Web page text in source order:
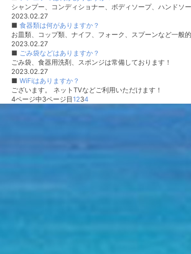
シャンプー、コンディショナー、ボディソープ、ハンド
2023.02.27
■ 食器類は何がありますか？
お皿類、コップ類、ナイフ、フォーク、スプーンなど一
2023.02.27
■ ごみ袋などはありますか？
ごみ袋、食器用洗剤、スポンジは常備しております！
2023.02.27
■ WiFiはありますか？
ございます。 ネットTVなどご利用いただけます！
4ページ中3ページ目1234